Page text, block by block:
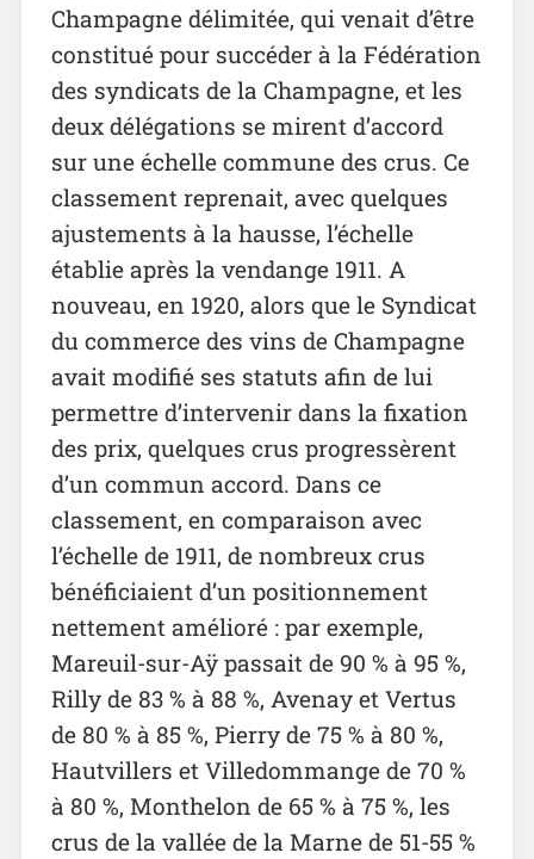
Champagne délimitée, qui venait d’être
constitué pour succéder à la Fédération
des syndicats de la Champagne, et les
deux délégations se mirent d’accord
sur une échelle commune des crus. Ce
classement reprenait, avec quelques
ajustements à la hausse, l’échelle
établie après la vendange 1911. A
nouveau, en 1920, alors que le Syndicat
du commerce des vins de Champagne
avait modifié ses statuts afin de lui
permettre d’intervenir dans la fixation
des prix, quelques crus progressèrent
d’un commun accord. Dans ce
classement, en comparaison avec
l’échelle de 1911, de nombreux crus
bénéficiaient d’un positionnement
nettement amélioré : par exemple,
Mareuil-sur-Aÿ passait de 90 % à 95 %,
Rilly de 83 % à 88 %, Avenay et Vertus
de 80 % à 85 %, Pierry de 75 % à 80 %,
Hautvillers et Villedommange de 70 %
à 80 %, Monthelon de 65 % à 75 %, les
crus de la vallée de la Marne de 51-55 %